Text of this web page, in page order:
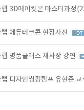
3D메이킷콘 마스터과정
에듀테크콘 현장사진
명품클래스 채사장 강연
디자인씽킹캠프 유현준 교